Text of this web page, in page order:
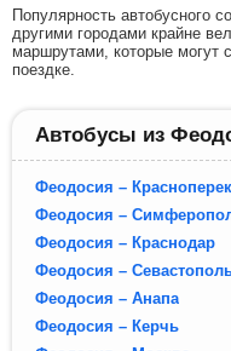
Популярность автобусного
другими городами крайне
маршрутами, которые могут
поездке.
Автобусы из
Феодосия –
Феодосия –
Феодосия – Краснодар
Феодосия –
Феодосия – Анапа
Феодосия – Керчь